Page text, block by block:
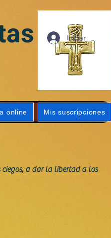
Iniciar sesión
online Mis suscripciones
a dar la libertad a los